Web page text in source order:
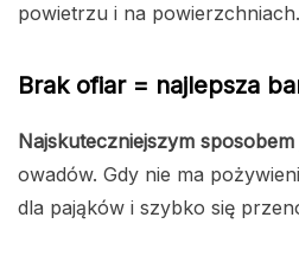
powietrzu i na powierzchniach.
Brak ofiar = najlepsza
Najskuteczniejszym sposobem
owadów. Gdy nie ma
dla pająków i szybko się